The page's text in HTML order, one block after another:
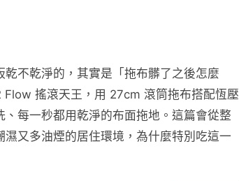
不乾淨的，其實是「拖布髒了之後怎麼
搖滾天王，用 27cm 滾筒拖布搭配恆壓
每一秒都用乾淨的布面拖地。這篇會從整
又多油煙的居住環境，為什麼特別吃這一